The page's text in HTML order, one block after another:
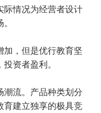
际情况为经营者设计
加，但是优行教育坚
资者盈利。
潮流。产品种类划分
育建立独享的极具竞